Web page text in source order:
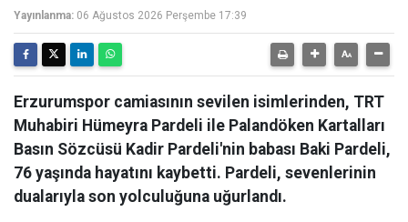
Yayınlanma: 06 Ağustos 2026 Perşembe 17:39
Erzurumspor camiasının sevilen isimlerinden, TRT
Muhabiri Hümeyra Pardeli ile Palandöken Kartalları
Basın Sözcüsü Kadir Pardeli'nin babası Baki Pardeli,
76 yaşında hayatını kaybetti. Pardeli, sevenlerinin
dualarıyla son yolculuğuna uğurlandı.